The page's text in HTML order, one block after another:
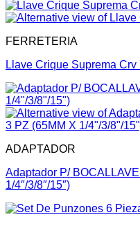
FERRETERIA
Llave Crique Suprema
ADAPTADOR
Adaptador P/
1/4″/3/8″/15″)